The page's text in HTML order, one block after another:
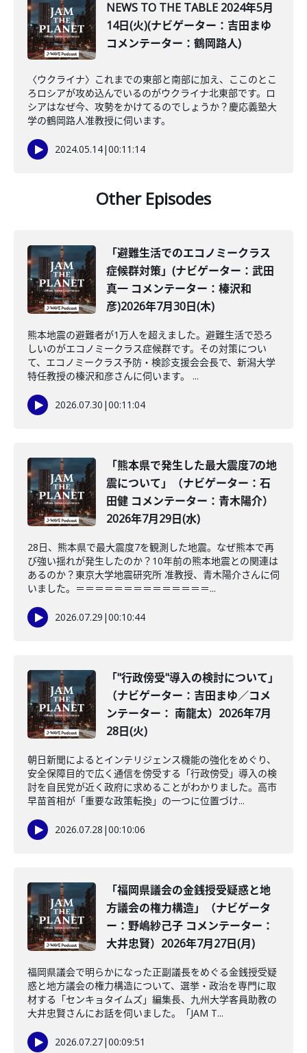
NEWS TO THE TABLE 2024年5月
14日(火)(ナビゲーター：吉田まゆ
コメンテーター：鶴岡路人)
〈ウクライナ〉これまでの東部と南部に加え、ここのとこ
ろロシアが攻め込んでいるのがウクライナ北東部です。ロ
シアはなぜ今、攻勢をかけてるのでしょうか？慶応義塾大
学の鶴岡路人准教授に伺います。
2024.05.14|00:11:14
Other Episodes
「避難生活でのエコノミークラス
症候群対策」(ナビゲーター：武田
真一 コメンテーター：榛沢和
彦)2026年7月30日(木)
熊本地震の避難者が1万人を超えました。避難生活で恐ろ
しいのがエコノミークラス症候群です。その対策につい
て、エコノミークラス予防・検診支援会会長で、新潟大学
特任教授の榛沢和彦さんに伺います。 ...
2026.07.30 |00:11:04
「熊本県で発生した最大震度7の地
震について」（ナビゲーター：石
田健 コメンテーター：青木陽介）
2026年7月29日(水)
28日、熊本県で最大震度7を観測した地震。なぜ熊本で再
び強い揺れが発生したのか？10年前の熊本地震との関連は
あるのか？東京大学地震研究所 准教授、青木陽介さんに伺
いました。＝＝＝＝＝＝＝＝＝＝＝＝＝＝...
2026.07.29 |00:10:44
「"行政傍受"導入の検討について」
（ナビゲーター：吉田まゆ／コメ
ンテーター： 南龍太）2026年7月
28日(火)
朝日新聞によるとインテリジェンス機能の強化をめぐり、
安全保障目的で広く通信を傍受する「行政傍受」導入の検
討を自民党が近く政府に求めることがわかりました。高市
早苗首相が「重要な政策転換」の一つに位置づけ...
2026.07.28 |00:10:06
「福岡県議会の金銭授受疑惑と地
方議会の権力構造」（ナビゲータ
ー：野嶋紗己子 コメンテーター：
大井忠賢）2026年7月27日(月)
福岡県議会で明らかになった正副議長をめぐる金銭授受疑
惑と地方議会の権力構造について、選挙・政治を専門に取
材する「センキョタイムズ」編集長、九州大学客員助教の
大井忠賢さんにお話を伺いました。「JAM T...
2026.07.27|00:09:51